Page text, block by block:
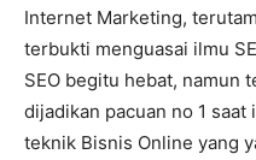
Internet Marketing,
terbukti menguasai ilmu
SEO begitu hebat, namun
dijadikan pacuan no 1
teknik Bisnis Online yang